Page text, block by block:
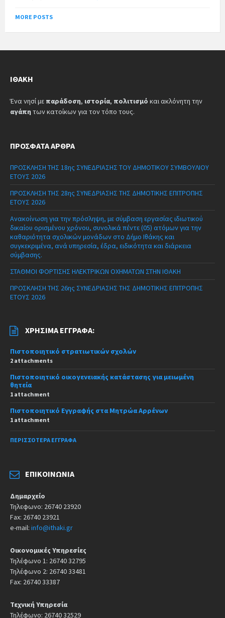
MORE POSTS
ΙΘΆΚΗ
Ένα νησί με παράδοση, ιστορία, πολιτισμό και ακλόνητη την
αγάπη των κατοίκων για τον τόπο τους.
ΠΡΌΣΦΑΤΑ ΆΡΘΡΑ
ΠΡΟΣΚΛΗΣΗ ΤΗΣ 18ης ΣΥΝΕΔΡΙΑΣΗΣ ΤΟΥ ΔΗΜΟΤΙΚΟΥ ΣΥΜΒΟΥΛΙΟΥ
ΕΤΟΥΣ 2026
ΠΡΟΣΚΛΗΣΗ ΤΗΣ 28ης ΣΥΝΕΔΡΙΑΣΗΣ ΤΗΣ ΔΗΜΟΤΙΚΗΣ ΕΠΙΤΡΟΠΗΣ
ΕΤΟΥΣ 2026
Ανακοίνωση για την πρόσληψη, με σύμβαση εργασίας ιδιωτικού
δικαίου ορισμένου χρόνου, συνολικά πέντε (05) ατόμων για την
καθαριότητα σχολικών μονάδων στο Δήμο Ιθάκης και
συγκεκριμένα, ανά υπηρεσία, έδρα, ειδικότητα και διάρκεια
σύμβασης.
ΣΤΑΘΜΟΙ ΦΟΡΤΙΣΗΣ ΗΛΕΚΤΡΙΚΩΝ ΟΧΗΜΑΤΩΝ ΣΤΗΝ ΙΘΑΚΗ
ΠΡΟΣΚΛΗΣΗ ΤΗΣ 26ης ΣΥΝΕΔΡΙΑΣΗΣ ΤΗΣ ΔΗΜΟΤΙΚΗΣ ΕΠΙΤΡΟΠΗΣ
ΕΤΟΥΣ 2026
ΧΡΉΣΙΜΑ ΈΓΓΡΑΦΑ:
Πιστοποιητικό στρατιωτικών σχολών
2 attachments
Πιστοποιητικό οικογενειακής κατάστασης για μειωμένη
θητεία
1 attachment
Πιστοποιητικό Εγγραφής στα Μητρώα Αρρένων
1 attachment
ΠΕΡΙΣΣΌΤΕΡΑ ΈΓΓΡΑΦΑ
ΕΠΙΚΟΙΝΩΝΊΑ
Δημαρχείο
Τηλεφωνο: 26740 23920
Fax: 26740 23921
e-mail: info@ithaki.gr
Οικονομικές Υπηρεσίες
Τηλέφωνο 1: 26740 32795
Τηλέφωνο 2: 26740 33481
Fax: 26740 33387
Τεχνική Υπηρεσία
Τηλέφωνο: 26740 32529